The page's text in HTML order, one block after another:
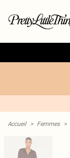
Accueil > Femmes >